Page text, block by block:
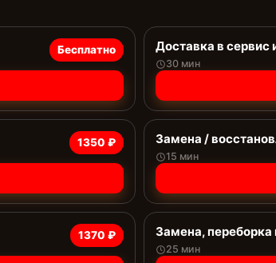
Бесплатно Доставка в сервис
30 мин
1350 ₽ Замена /
15 мин
1370 ₽ Замена, переборка
25 мин